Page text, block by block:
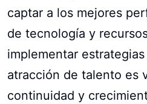
captar a los mejores
de tecnología y
implementar
atracción de talento es
continuidad y